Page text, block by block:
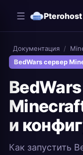
Pterohost
Документация /
BedWars сервер
и
Как запустить